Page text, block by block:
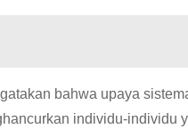
bahwa upaya
individu-individu